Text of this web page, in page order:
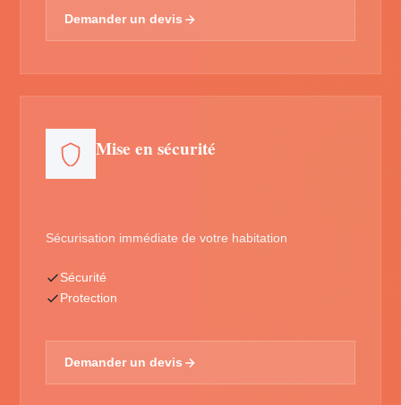
Demander un devis
Mise en sécurité
Sécurisation immédiate de votre habitation
Sécurité
Protection
Demander un devis